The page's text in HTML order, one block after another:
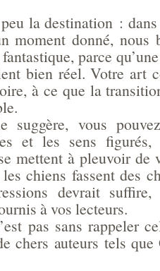
la destination :
moment donné, nous
parce
bien réel. Votre art
à ce que la
suggère, vous
et les sens
mettent à pleuvoir de
chiens fassent des
devrait
à vos lecteurs.
pas sans rappeler
chers auteurs tels